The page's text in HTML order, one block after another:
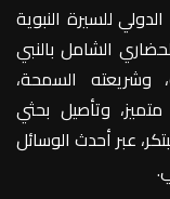
للسيرة النبوية
الشامل بالنبي
وشريعته السمحة،
وتأصيل بحثي
عبر أحدث الوسائل